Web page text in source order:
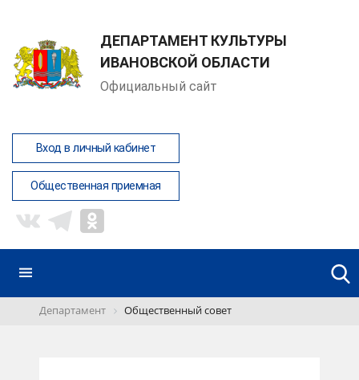
ДЕПАРТАМЕНТ КУЛЬТУРЫ
ИВАНОВСКОЙ ОБЛАСТИ
Официальный сайт
Вход в личный кабинет
Общественная приемная
Департамент Общественный совет